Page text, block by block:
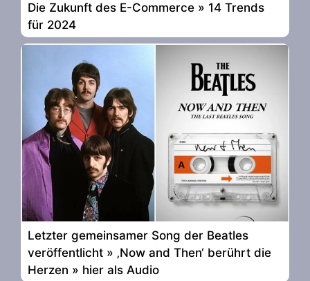
Die Zukunft des E-Commerce » 14 Trends
für 2024
Letzter gemeinsamer Song der Beatles
veröffentlicht » ‚Now and Then‘ berührt die
Herzen » hier als Audio